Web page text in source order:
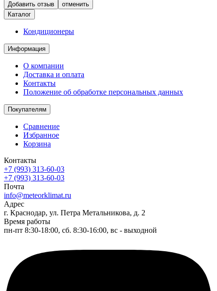
отменить
Каталог
Кондиционеры
Информация
О компании
Доставка и оплата
Контакты
Положение об обработке персональных данных
Покупателям
Сравнение
Избранное
Корзина
Контакты
+7 (993) 313-60-03
+7 (993) 313-60-03
Почта
info@meteorklimat.ru
Адрес
г. Краснодар, ул. Петра Метальникова, д. 2
Время работы
пн-пт 8:30-18:00, сб. 8:30-16:00, вс - выходной